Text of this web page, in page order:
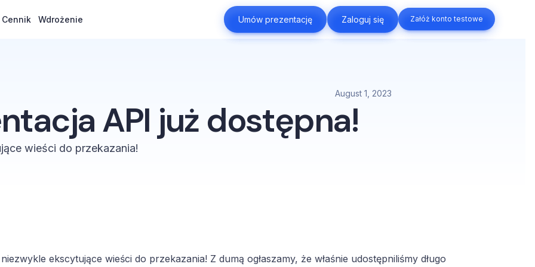
Cennik Wdrożenie Umów prezentację Zaloguj się Załóż konto testowe
Cennik Wdrożenie Umów prezentację Zaloguj się Załóż konto testowe
August 1, 2023
API już dostępna!
wieści do przekazania!
ekscytujące wieści do przekazania! Z dumą ogłaszamy, że właśnie udostępniliśmy długo